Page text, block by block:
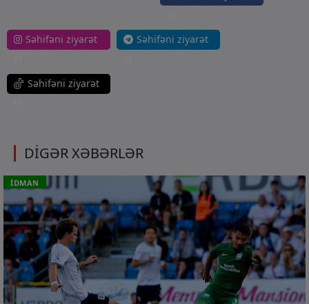
Səhifəni ziyarət
Səhifəni ziyarət
Səhifəni ziyarət
DİGƏR XƏBƏRLƏR
İDMAN